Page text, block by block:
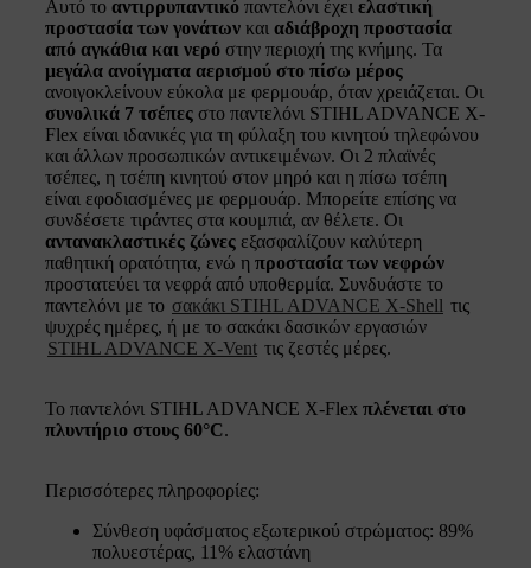
Αυτό το αντιρρυπαντικό παντελόνι έχει ελαστική
προστασία των γονάτων και αδιάβροχη προστασία
από αγκάθια και νερό στην περιοχή της κνήμης. Τα
μεγάλα ανοίγματα αερισμού στο πίσω μέρος
ανοιγοκλείνουν εύκολα με φερμουάρ, όταν χρειάζεται. Οι
συνολικά 7 τσέπες στο παντελόνι STIHL ADVANCE X-
Flex είναι ιδανικές για τη φύλαξη του κινητού τηλεφώνου
και άλλων προσωπικών αντικειμένων. Οι 2 πλαϊνές
τσέπες, η τσέπη κινητού στον μηρό και η πίσω τσέπη
είναι εφοδιασμένες με φερμουάρ. Μπορείτε επίσης να
συνδέσετε τιράντες στα κουμπιά, αν θέλετε. Οι
αντανακλαστικές ζώνες εξασφαλίζουν καλύτερη
παθητική ορατότητα, ενώ η προστασία των νεφρών
προστατεύει τα νεφρά από υποθερμία. Συνδυάστε το
παντελόνι με το σακάκι STIHL ADVANCE X-Shell τις
ψυχρές ημέρες, ή με το σακάκι δασικών εργασιών
STIHL ADVANCE X-Vent τις ζεστές μέρες.
Το παντελόνι STIHL ADVANCE X-Flex πλένεται στο
πλυντήριο στους 60°C.
Περισσότερες πληροφορίες:
Σύνθεση υφάσματος εξωτερικού στρώματος: 89%
πολυεστέρας, 11% ελαστάνη